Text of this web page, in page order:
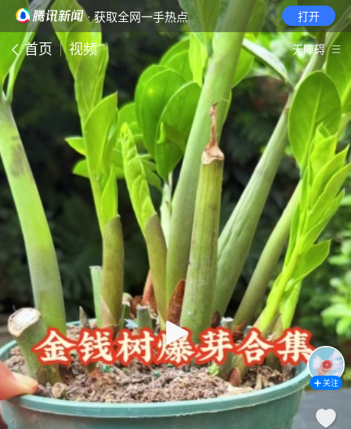
· 获取全网一手热点 打开
首页 视频 无障碍
关注